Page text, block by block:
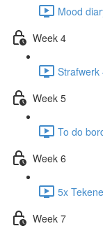
Mood
Week 4
Strafwerk
Week 5
To do
Week 6
5x
Week 7